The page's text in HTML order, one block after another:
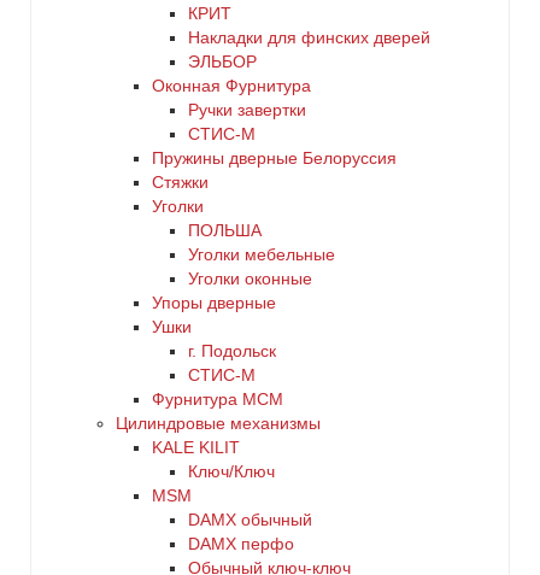
КРИТ
Накладки для финских дверей
ЭЛЬБОР
Оконная Фурнитура
Ручки завертки
СТИС-М
Пружины дверные Белоруссия
Стяжки
Уголки
ПОЛЬША
Уголки мебельные
Уголки оконные
Упоры дверные
Ушки
г. Подольск
СТИС-М
Фурнитура МСМ
Цилиндровые механизмы
KALE KILIT
Ключ/Ключ
MSM
DАMX обычный
DАMX перфо
Oбычный ключ-ключ